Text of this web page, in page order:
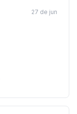
27 de jun